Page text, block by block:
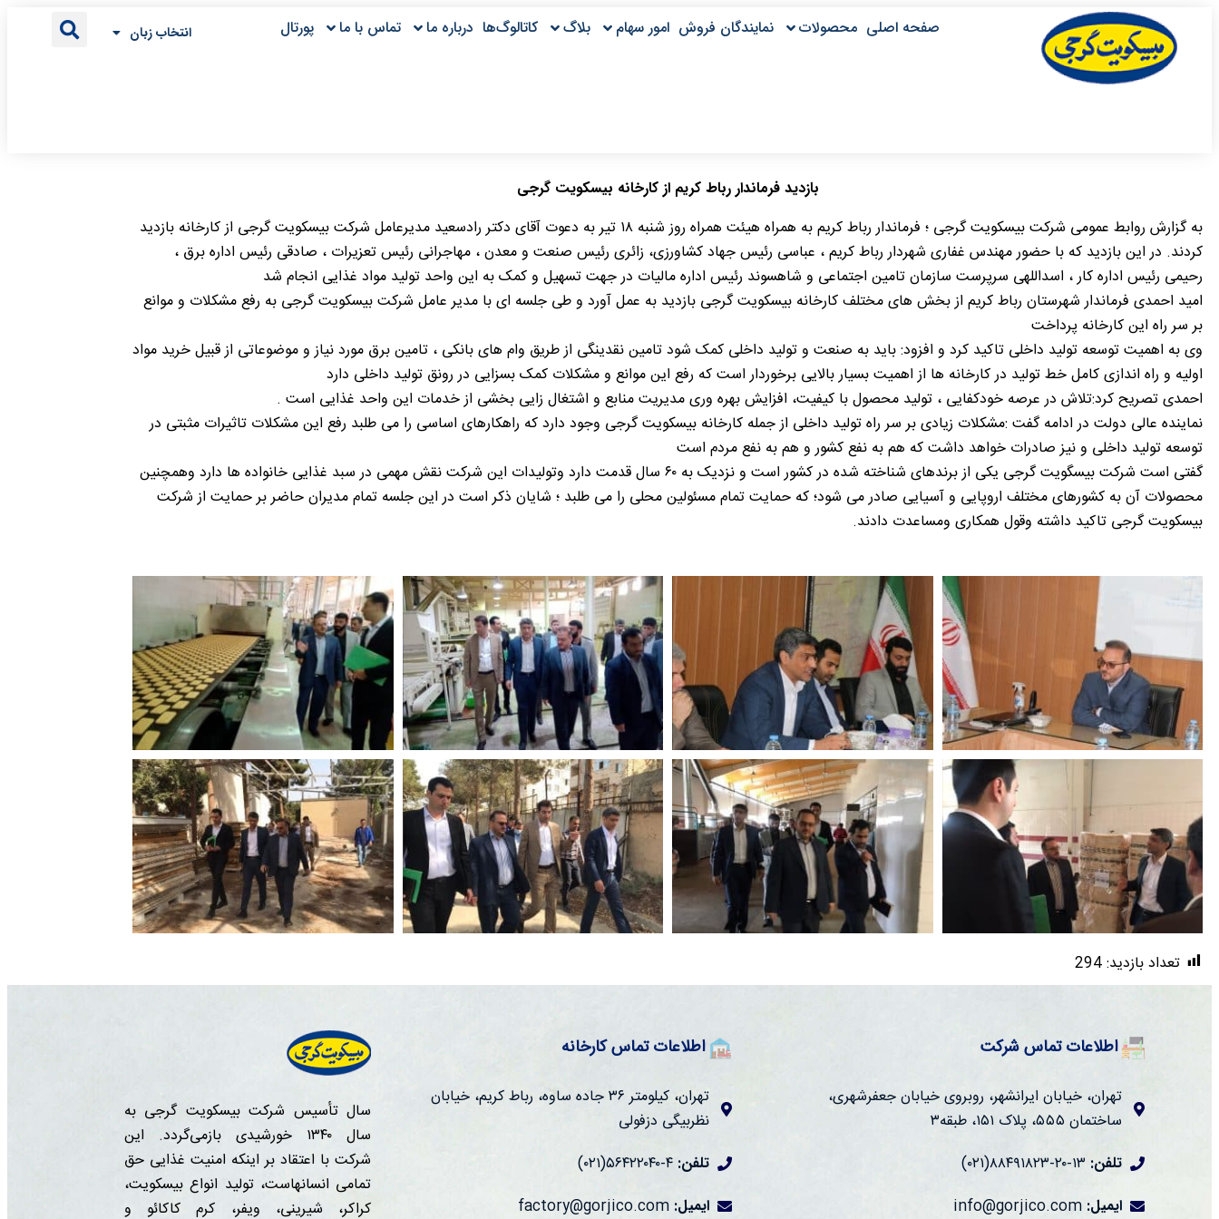
صفحه اصلی محصولات نمایندگان فروش امور سهام بلاگ کاتالوگ‌ها درباره ما تماس با ما پورتال انتخاب زبان
بازدید فرماندار رباط کریم از کارخانه بیسکویت گرجی
به گزارش روابط عمومی شرکت بیسکویت گرجی ؛ فرماندار رباط کریم به همراه هیئت همراه روز شنبه ۱۸ تیر به دعوت آقای دکتر رادسعید مدیرعامل شرکت بیسکویت گرجی از کارخانه بازدید
کردند. در این بازدید که با حضور مهندس غفاری شهردار رباط کریم ، عباسی رئیس جهاد کشاورزی، زائری رئیس صنعت و معدن ، مهاجرانی رئیس تعزیرات ، صادقی رئیس اداره برق ،
رحیمی رئیس اداره کار ، اسداللهی سرپرست سازمان تامین اجتماعی و شاهسوند رئیس اداره مالیات در جهت تسهیل و کمک به این واحد تولید مواد غذایی انجام شد
امید احمدی فرماندار شهرستان رباط کریم از بخش های مختلف کارخانه بیسکویت گرجی بازدید به عمل آورد و طی جلسه ای با مدیر عامل شرکت بیسکویت گرجی به رفع مشکلات و موانع
بر سر راه این کارخانه پرداخت
وی به اهمیت توسعه تولید داخلی تاکید کرد و افزود: باید به صنعت و تولید داخلی کمک شود تامین نقدینگی از طریق وام های بانکی ، تامین برق مورد نیاز و موضوعاتی از قبیل خرید مواد
اولیه و راه اندازی کامل خط تولید در کارخانه ها از اهمیت بسیار بالایی برخوردار است که رفع این موانع و مشکلات کمک بسزایی در رونق تولید داخلی دارد
احمدی تصریح کرد:تلاش در عرصه خودکفایی ، تولید محصول با کیفیت، افزایش بهره وری مدیریت منابع و اشتغال زایی بخشی از خدمات این واحد غذایی است .
نماینده عالی دولت در ادامه گفت :مشکلات زیادی بر سر راه تولید داخلی از جمله کارخانه بیسکویت گرجی وجود دارد که راهکارهای اساسی را می طلبد رفع این مشکلات تاثیرات مثبتی در
توسعه تولید داخلی و نیز صادرات خواهد داشت که هم به نفع کشور و هم به نفع مردم است
گفتی است شرکت بیسگویت گرجی یکی از برندهای شناخته شده در کشور است و نزدیک به ۶۰ سال قدمت دارد وتولیدات این شرکت نقش مهمی در سبد غذایی خانواده ها دارد وهمچنین
محصولات آن به کشورهای مختلف اروپایی و آسیایی صادر می شود؛ که حمایت تمام مسئولین محلی را می طلبد ؛ شایان ذکر است در این جلسه تمام مدیران حاضر بر حمایت از شرکت
بیسکویت گرجی تاکید داشته وقول همکاری ومساعدت دادند.
تعداد بازدید:294
اطلاعات تماس شرکت
تهران، خیابان ایرانشهر، روبروی خیابان جعفرشهری،
ساختمان ۵۵۵، پلاک ۱۵۱، طبقه۳
تلفن: ۱۳-۲۰-۸۸۴۹۱۸۲۳(۰۲۱)
ایمیل: info@gorjico.com
اطلاعات تماس کارخانه
تهران، کیلومتر ۳۶ جاده ساوه، رباط کریم، خیابان
نظربیگی دزفولی
تلفن:
ایمیل:
سال تأسیس شرکت بیسکویت گرجی به
سال ۱۳۴۰ خورشیدی بازمی‌گردد. این
شرکت با اعتقاد بر اینکه امنیت غذایی حق
تمامی انسانهاست، تولید انواع بیسکویت،
کراکر، شیرینی، ویفر، کرم کاکائو و